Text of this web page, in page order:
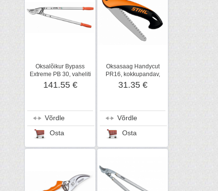
Oksalõikur Bypass
Extreme PB 30, vaheliti
terad, STIHL
141.55 €
Võrdle
Osta
Oksasaag Handycut
PR16, kokkupandav,
STIHL
31.35 €
Võrdle
Osta